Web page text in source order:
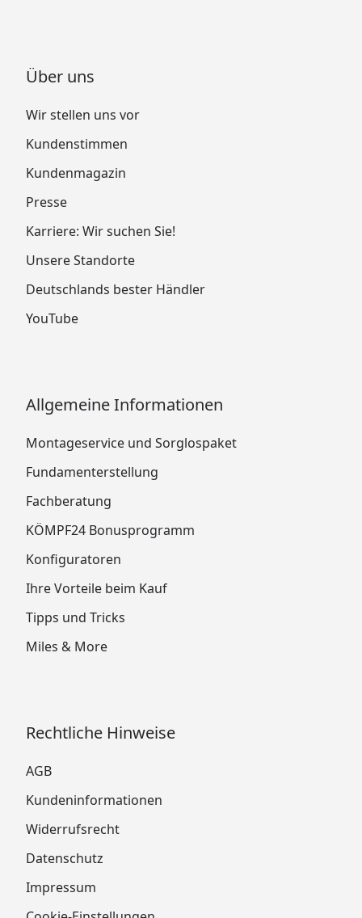
Über uns
Wir stellen uns vor
Kundenstimmen
Kundenmagazin
Presse
Karriere: Wir suchen Sie!
Unsere Standorte
Deutschlands bester Händler
YouTube
Allgemeine Informationen
Montageservice und Sorglospaket
Fundamenterstellung
Fachberatung
KÖMPF24 Bonusprogramm
Konfiguratoren
Ihre Vorteile beim Kauf
Tipps und Tricks
Miles & More
Rechtliche Hinweise
AGB
Kundeninformationen
Widerrufsrecht
Datenschutz
Impressum